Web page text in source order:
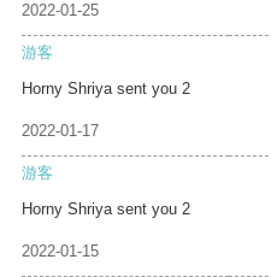
2022-01-25
游客
Horny Shriya sent you 2
2022-01-17
游客
Horny Shriya sent you 2
2022-01-15